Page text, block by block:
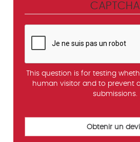
CAPTCHA
This question is for testing
human visitor and to prevent
submissions.